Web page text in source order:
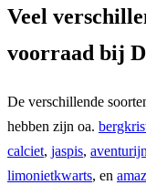
Veel
voorraad bij
De verschillende
hebben zijn oa.
calciet, jaspis, aventurijn
limonietkwarts, en